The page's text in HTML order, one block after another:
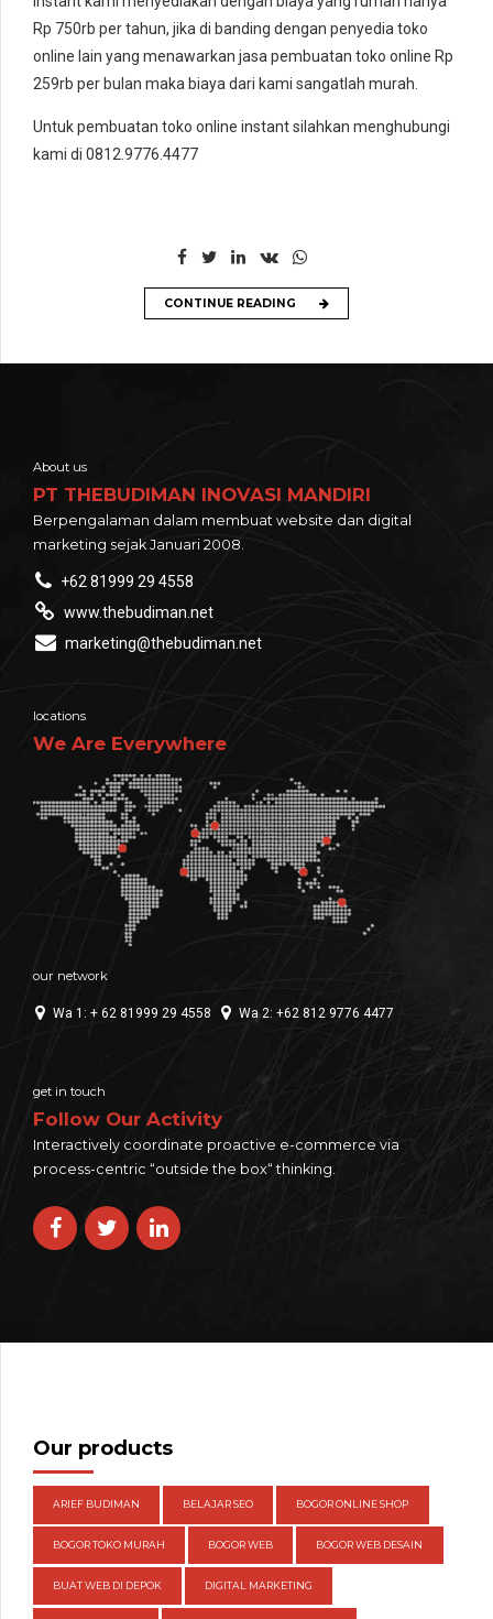
Rp 750rb per tahun, jika di banding dengan penyedia toko
online lain yang menawarkan jasa pembuatan toko online Rp
259rb per bulan maka biaya dari kami sangatlah murah.
Untuk pembuatan toko online instant silahkan menghubungi
kami di 0812.9776.4477
CONTINUE READING
About us
PT THEBUDIMAN INOVASI MANDIRI
Berpengalaman dalam membuat website dan digital
marketing sejak Januari 2008.
+62 81999 29 4558
www.thebudiman.net
marketing@thebudiman.net
locations
We Are Everywhere
our network
Wa 1: + 62 81999 29 4558 Wa 2: +62 812 9776 4477
get in touch
Follow Our Activity
Interactively coordinate proactive e-commerce via
process-centric “outside the box“ thinking.
Our products
ARIEF BUDIMAN BELAJAR SEO BOGOR ONLINE SHOP
BOGOR TOKO MURAH BOGOR WEB BOGOR WEB DESAIN
BUAT WEB DI DEPOK DIGITAL MARKETING